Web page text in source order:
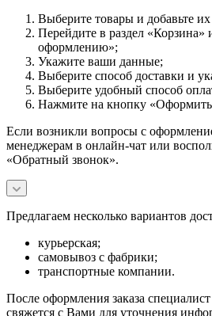
Выберите товары и добавьте
Перейдите в раздел
оформлению»;
Укажите ваши данные;
Выберите способ доставки и
Выберите удобный способ
Нажмите на кнопку «Оформить
Если возникли вопросы с
менеджерам в онлайн-чат или
«Обратный звонок».
Предлагаем несколько вариантов
курьерская;
самовывоз с фабрики;
транспортные компании.
После оформления заказа специалист
свяжется с Вами для уточнения